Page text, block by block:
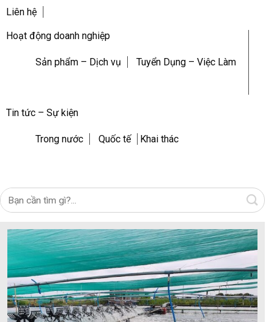
Liên hệ
Hoạt động doanh nghiệp
Sản phẩm – Dịch vụ Tuyển Dụng – Việc Làm
Tin tức – Sự kiện
Trong nước Quốc tế Khai thác